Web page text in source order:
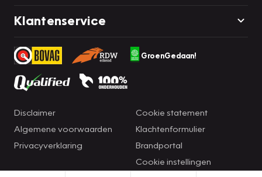
Klantenservice
GroenGedaan!
Disclaimer
Algemene voorwaarden
Privacyverklaring
Cookie statement
Klachtenformulier
Brandportal
Cookie instellingen